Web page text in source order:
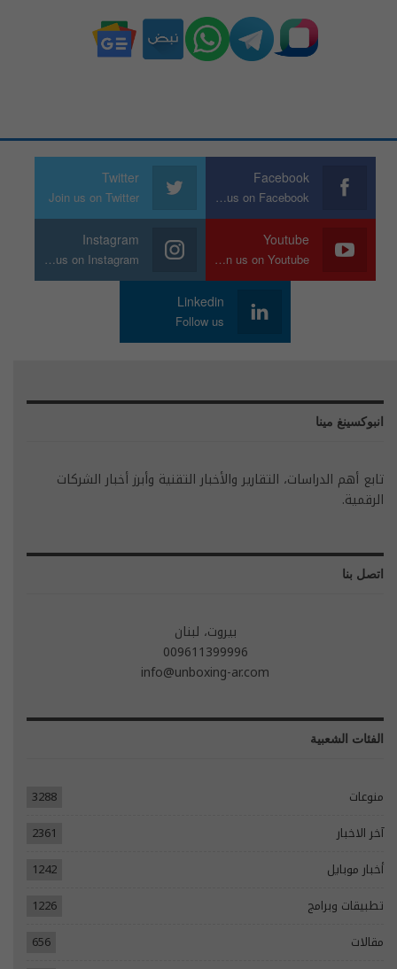
Facebook
Join us on Facebook
Twitter
Join us on Twitter
Youtube
Join us on Youtube
Instagram
Join us on Instagram
Linkedin
Follow us
انبوكسينغ مينا
تابع أهم الدراسات، التقارير والأخبار التقنية وأبرز أخبار الشركات
الرقمية.
اتصل بنا
بيروت، لبنان
009611399996
info@unboxing-ar.com
الفئات الشعبية
منوعات
3288
آخر الاخبار
2361
أخبار موبايل
1242
تطبيقات وبرامج
1226
مقالات
656